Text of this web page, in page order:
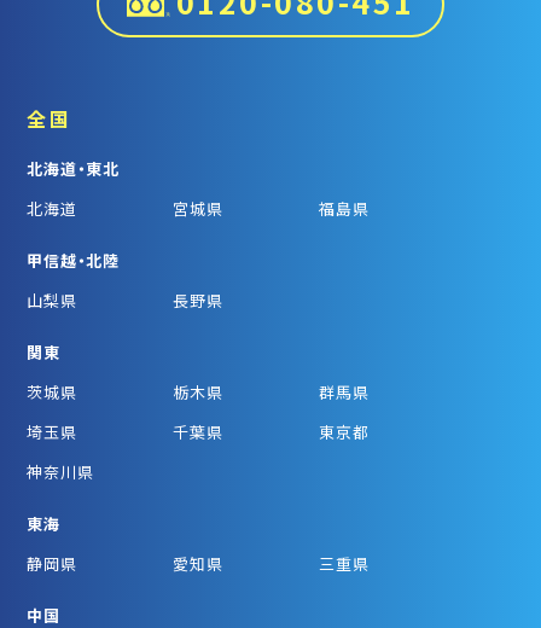
全国
北海道・東北
北海道
宮城県 福島県
甲信越・北陸
山梨県
長野県
関東
茨城県
栃木県
群馬県
埼玉県
千葉県
東京都
神奈川県
東海
静岡県
愛知県 三重県
中国